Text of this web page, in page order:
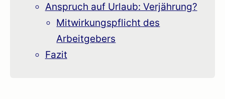
Anspruch auf Urlaub: Verjährung?
Mitwirkungspflicht des
Arbeitgebers
Fazit